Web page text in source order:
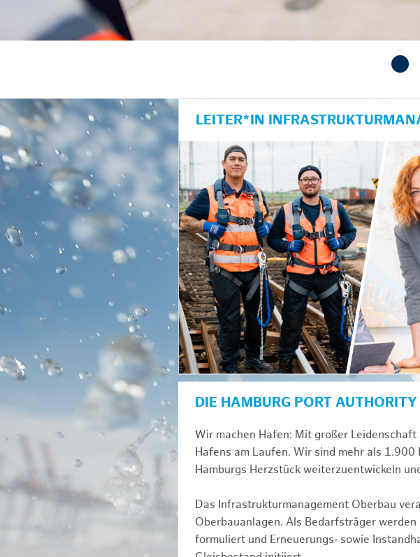
LEITER*IN
DIE HAMBURG PORT AUTHORITY
Wir machen Hafen: Mit großer
Hafens am Laufen. Wir sind mehr als
Hamburgs Herzstück weiterzuentwickeln
Das Infrastrukturmanagement Oberbau
Oberbauanlagen. Als Bedarfsträger
formuliert und Erneuerungs‑ sowie